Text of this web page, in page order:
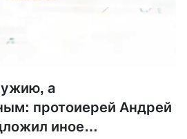
а
протоиерей Андрей
иное